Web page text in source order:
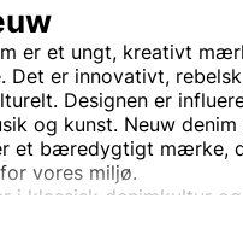
er et ungt, kreativt
Det er innovativt,
Designen er
og kunst. Neuw
et bæredygtigt mærke,
vores miljø.
i klassisk denimkultur
tilbyder Neuw jeans